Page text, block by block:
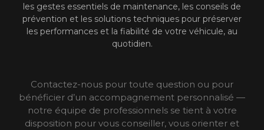
les gestes essentiels de maintenance, les conseils de
prévention et les solutions techniques pour préserver
les performances et la fiabilité de votre véhicule, au
quotidien.
Contactez-nous pour toute question ou pour
bénéficier d’un accompagnement personnalisé —
notre équipe de professionnels se tient à votre
disposition pour vous conseiller, vous orienter et